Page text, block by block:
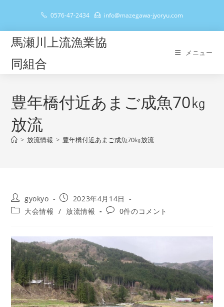
テ
0576-47-2434 info@mazegawa-jyoryu.com
馬瀬川上流漁業協
同組合
メニュー
豊年橋付近あまご成魚70㎏
放流
> 放流情報 > 豊年橋付近あまご成魚70㎏放流
投
稿
者:
gyokyo
投
稿
公
日:
2023年4月14日
投
テ
ゴ
リ
ー:
大会情報 / 放流情報
投
メ
ン
ト:
0件のコメント